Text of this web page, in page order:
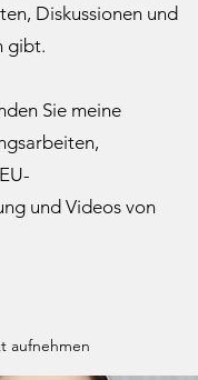
Diskussionen und
gibt.
Sie meine
und Videos von
aufnehmen